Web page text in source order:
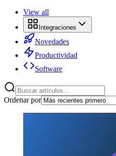
View all
Integraciones
Novedades
Productividad
Software
Ordenar por